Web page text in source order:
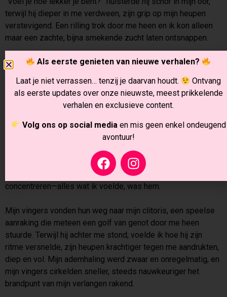
terwijl hij dieper in me verdween, zijn grip op mijn heupen
verstevigend. Een rilling trok door me heen en ik kon alleen
maar een zachte, bijna smekende zucht laten ontsnappen.
Hij vond al snel zijn ritme, langzaam en diep, en ik voelde hoe
mijn hele lichaam reageerde op zijn bewegingen. Mijn
voorhoofd rustte tegen het hout terwijl ik me overgaf aan het
moment, mijn lichaam hunkerend naar meer. Zijn handen
verkenden mijn huid, gleden onder mijn shirt, streelden mijn
De stilte van de stal werd enkel gevuld met onze ademhaling
en het zachte ritme van ons samenspel. Ergens hoorde ik
Alano zachtjes schrapen met zijn hoef, een herinnering aan
de wereld buiten dit moment. Maar ik kon me er niet op
concentreren—alles wat ik voelde, was hem.
Mijn vingers vonden hun weg naar mijn clitoris, een speelse
aanraking die meteen een golf van genot door me heen
stuurde. Terwijl hij achter me stond, voelde ik hoe hij zijn
ritme versnelde, zijn heupen krachtiger tegen me aandrukten,
diep en vol. Mijn ademhaling werd zwaar en onregelmatig, en
mijn vingers cirkelden sneller, steeds nauwkeuriger het
brandpunt van mijn verlangen rakend.
Als eerste genieten van nieuwe verhalen?
Laat je niet verrassen… tenzij je daarvan houdt.
Ontvang
als eerste updates over onze nieuwste, meest prikkelende
verhalen en exclusieve content.
Volg ons op social media en mis geen enkel ondeugend
avontuur!